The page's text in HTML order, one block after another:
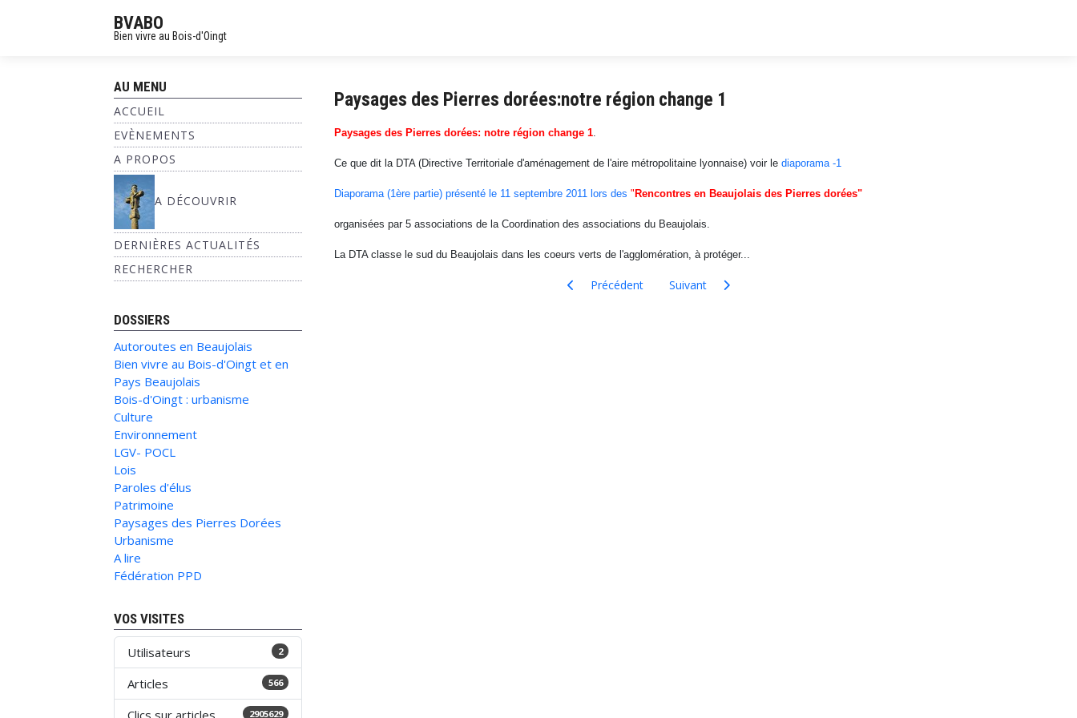
BVABO
Bien vivre au Bois-d'Oingt
AU MENU
ACCUEIL
EVÈNEMENTS
A PROPOS
A DÉCOUVRIR
DERNIÈRES ACTUALITÉS
RECHERCHER
DOSSIERS
Autoroutes en Beaujolais
Bien vivre au Bois-d'Oingt et en
Pays Beaujolais
Bois-d'Oingt : urbanisme
Culture
Environnement
LGV- POCL
Lois
Paroles d'élus
Patrimoine
Paysages des Pierres Dorées
Urbanisme
A lire
Fédération PPD
VOS VISITES
Utilisateurs 2
Articles 566
Clics sur articles 2905629
Paysages des Pierres dorées:notre région change 1
Paysages des Pierres dorées: notre région change 1.
Ce que dit la DTA (Directive Territoriale d'aménagement de l'aire métropolitaine lyonnaise) voir le diaporama -1
Diaporama (1ère partie) présenté le 11 septembre 2011 lors des " Rencontres en Beaujolais des Pierres dorées"
organisées par 5 associations de la Coordination des associations du Beaujolais.
La DTA classe le sud du Beaujolais dans les coeurs verts de l'agglomération, à protéger...
Article précédent : Beaujolais : les grandes menaces .
Précédent Article suivant : Paysages des Pierres Dorées : atlas
Suivant